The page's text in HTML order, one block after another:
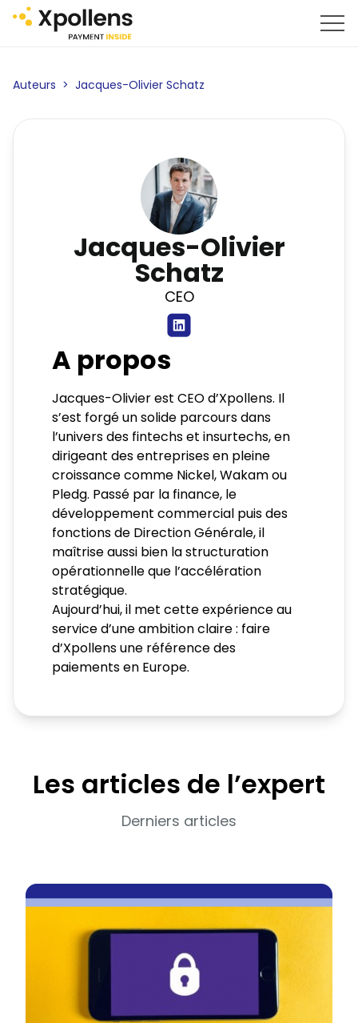
Auteurs > Jacques-Olivier Schatz
Jacques-Olivier
Schatz
CEO
A propos
Jacques-Olivier est CEO d’Xpollens. Il
s’est forgé un solide parcours dans
l’univers des fintechs et insurtechs, en
dirigeant des entreprises en pleine
croissance comme Nickel, Wakam ou
Pledg. Passé par la finance, le
développement commercial puis des
fonctions de Direction Générale, il
maîtrise aussi bien la structuration
opérationnelle que l’accélération
stratégique.
Aujourd’hui, il met cette expérience au
service d’une ambition claire : faire
d’Xpollens une référence des
paiements en Europe.
Les articles de l’expert
Derniers articles